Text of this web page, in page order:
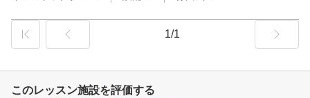
1/1
このレッスン施設を評価する